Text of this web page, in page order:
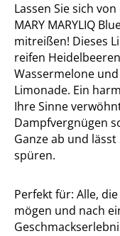
Lassen Sie sich
MARY MARYLIQ
mitreißen! Dieses
reifen
Wassermelone
Limonade. Ein
Ihre Sinne
Dampfvergnügen
Ganze ab und
spüren.
Perfekt für: Alle,
mögen und nach